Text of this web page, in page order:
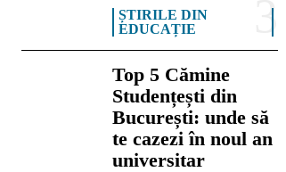
ȘTIRILE DIN
EDUCAȚIE
Top 5 Cămine
Studențești din
București: unde să
te cazezi în noul an
universitar